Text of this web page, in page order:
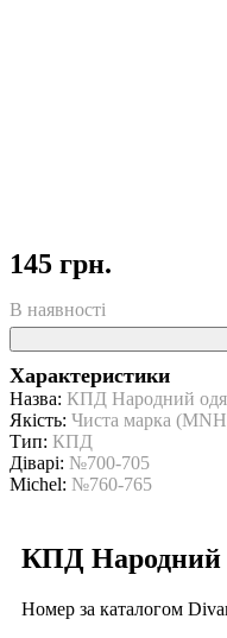
145 грн.
В наявності
Характеристики
Назва: КПД Народний
Якість: Чиста марка
Тип: КПД
Діварі: №700-705
Michel: №760-765
КПД Народний
Номер за каталогом